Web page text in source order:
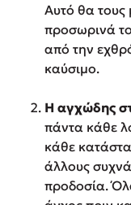
Αυτό θα τους
προσωρινά το
από την
καύσιμο.
Η αγχώδης
πάντα κάθε
κάθε
άλλους
προδοσία.